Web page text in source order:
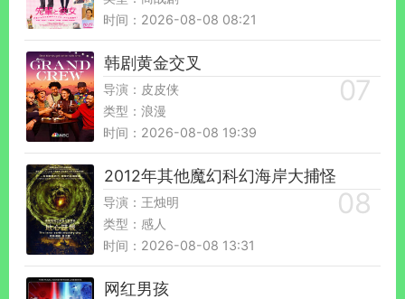
时间：2026-08-08 08:21
韩剧黄金交叉
导演：皮皮侠
类型：浪漫
时间：2026-08-08 19:39
2012年其他魔幻科幻海岸大捕怪
导演：王烛明
类型：感人
时间：2026-08-08 13:31
网红男孩